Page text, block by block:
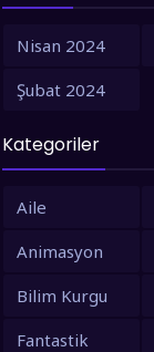
1993
1991
Nisan 2024
Şubat 2024
Kategoriler
Aile
Animasyon
Bilim Kurgu
Fantastik